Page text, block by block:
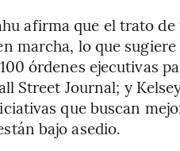
afirma que el trato
marcha, lo que
órdenes ejecutivas
Street Journal; y
que buscan
bajo asedio.